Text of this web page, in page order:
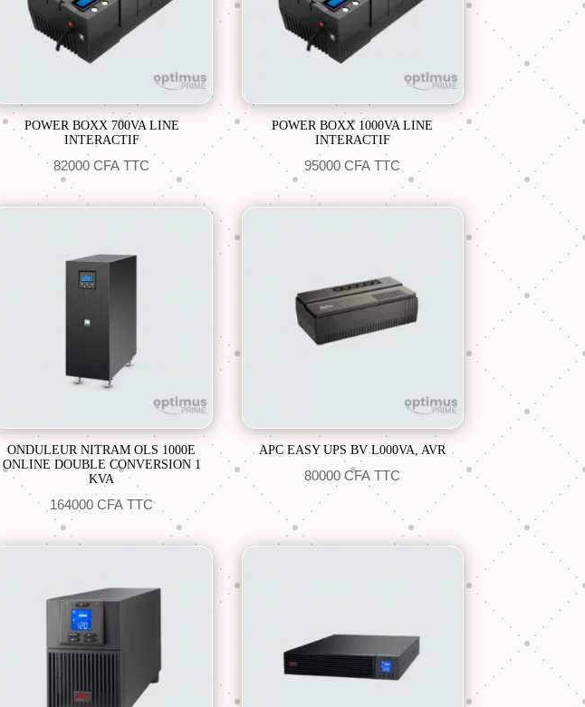
POWER BOXX 700VA LINE
INTERACTIF
82000CFA TTC
POWER BOXX 1000VA LINE
INTERACTIF
95000CFA TTC
ONDULEUR NITRAM OLS 1000E
ONLINE DOUBLE CONVERSION 1
KVA
164000CFA TTC
APC EASY UPS BV L000VA, AVR
80000CFA TTC